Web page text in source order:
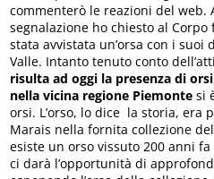
commenterò le reazioni del web.
segnalazione ho chiesto al
stata avvistata un’orsa con i suoi
Valle. Intanto tenuto conto
risulta ad oggi la presenza di
nella vicina regione Piemonte si
orsi. L’orso, lo dice la storia, era
Marais nella fornita collezione
esiste un orso vissuto 200 anni
ci darà l’opportunità di